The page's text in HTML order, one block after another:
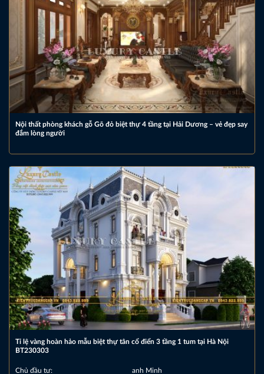
Nội thất phòng khách gỗ Gõ đỏ biệt thự 4 tầng tại Hải Dương – vẻ đẹp say
đắm lòng người
Tỉ lệ vàng hoàn hảo mẫu biệt thự tân cổ điển 3 tầng 1 tum tại Hà Nội
BT230303
Chủ đầu tư: anh Minh